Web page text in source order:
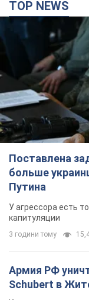
TOP NEWS
Поставлена
больше
Путина
У агрессора есть
капитуляции
3 години тому
Армия РФ
Schubert в